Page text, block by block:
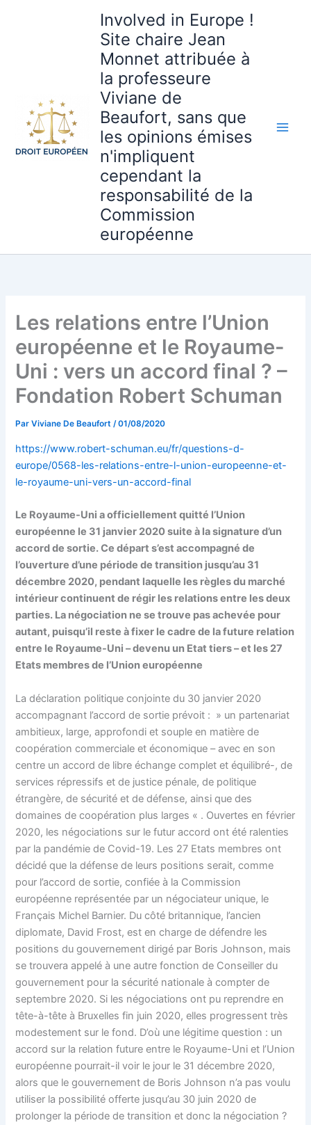
Involved in Europe !
Site chaire Jean
Monnet attribuée à
la professeure
Viviane de
Beaufort, sans que
les opinions émises
n'impliquent
cependant la
responsabilité de la
Commission
européenne
Les relations entre l’Union
européenne et le Royaume-
Uni : vers un accord final ? –
Fondation Robert Schuman
ParViviane De Beaufort/01/08/2020
https://www.robert-schuman.eu/fr/questions-d-
europe/0568-les-relations-entre-l-union-europeenne-et-
le-royaume-uni-vers-un-accord-final
Le Royaume-Uni a officiellement quitté l’Union
européenne le 31 janvier 2020 suite à la signature d’un
accord de sortie. Ce départ s’est accompagné de
l’ouverture d’une période de transition jusqu’au 31
décembre 2020, pendant laquelle les règles du marché
intérieur continuent de régir les relations entre les deux
parties. La négociation ne se trouve pas achevée pour
autant, puisqu’il reste à fixer le cadre de la future relation
entre le Royaume-Uni – devenu un Etat tiers – et les 27
Etats membres de l’Union européenne
La déclaration politique conjointe du 30 janvier 2020
accompagnant l’accord de sortie prévoit : » un partenariat
ambitieux, large, approfondi et souple en matière de
coopération commerciale et économique – avec en son
centre un accord de libre échange complet et équilibré-, de
services répressifs et de justice pénale, de politique
étrangère, de sécurité et de défense, ainsi que des
domaines de coopération plus larges « . Ouvertes en février
2020, les négociations sur le futur accord ont été ralenties
par la pandémie de Covid-19. Les 27 Etats membres ont
décidé que la défense de leurs positions serait, comme
pour l’accord de sortie, confiée à la Commission
européenne représentée par un négociateur unique, le
Français Michel Barnier. Du côté britannique, l’ancien
diplomate, David Frost, est en charge de défendre les
positions du gouvernement dirigé par Boris Johnson, mais
se trouvera appelé à une autre fonction de Conseiller du
gouvernement pour la sécurité nationale à compter de
septembre 2020. Si les négociations ont pu reprendre en
tête-à-tête à Bruxelles fin juin 2020, elles progressent très
modestement sur le fond. D’où une légitime question : un
accord sur la relation future entre le Royaume-Uni et l’Union
européenne pourrait-il voir le jour le 31 décembre 2020,
alors que le gouvernement de Boris Johnson n’a pas voulu
utiliser la possibilité offerte jusqu’au 30 juin 2020 de
prolonger la période de transition et donc la négociation ?